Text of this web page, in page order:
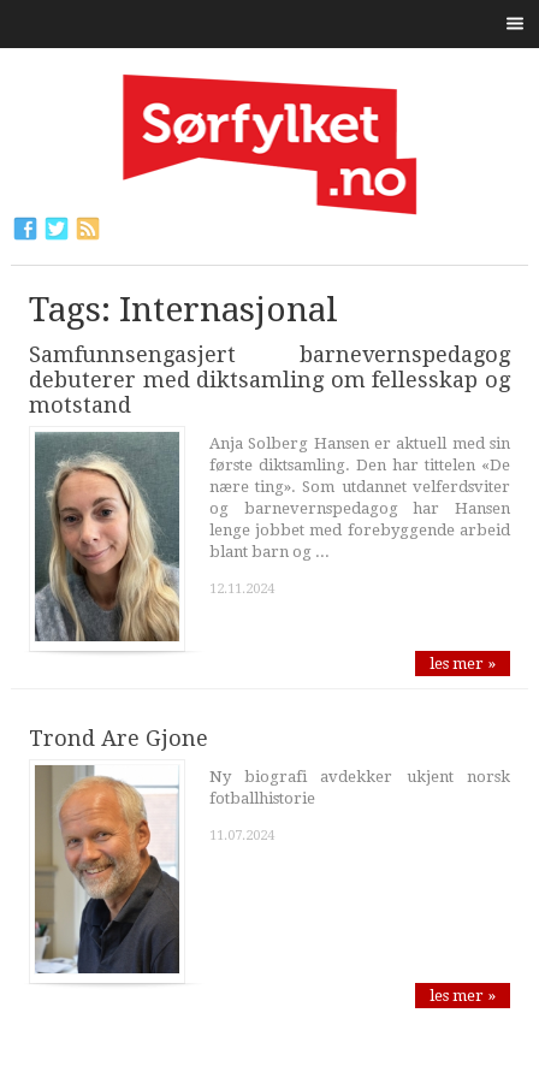
Tags: Internasjonal
Samfunnsengasjert barnevernspedagog
debuterer med diktsamling om fellesskap og
motstand
Anja Solberg Hansen er aktuell med sin
første diktsamling. Den har tittelen «De
nære ting». Som utdannet velferdsviter
og barnevernspedagog har Hansen
lenge jobbet med forebyggende arbeid
blant barn og ...
12.11.2024
les mer »
Trond Are Gjone
Ny biografi avdekker ukjent norsk
fotballhistorie
11.07.2024
les mer »